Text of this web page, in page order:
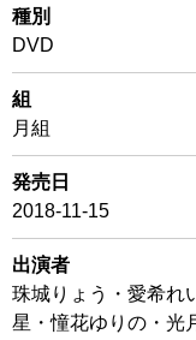
種別
DVD
組
月組
発売日
2018-11-15
出演者
珠城りょう・愛希れ
星・憧花ゆりの・光